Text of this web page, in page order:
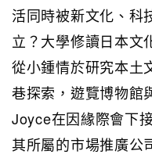
活同時被新文化、科
立？大學修讀日本文
從小鍾情於研究本土
巷探索，遊覽博物館
Joyce在因緣際會下
其所屬的市場推廣公